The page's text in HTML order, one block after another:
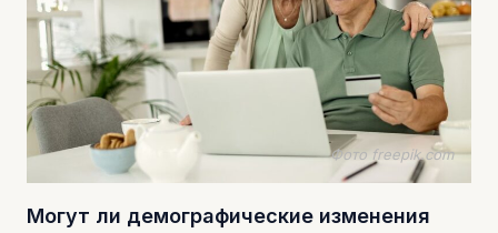
Фото freepik.com
Могут ли демографические изменения